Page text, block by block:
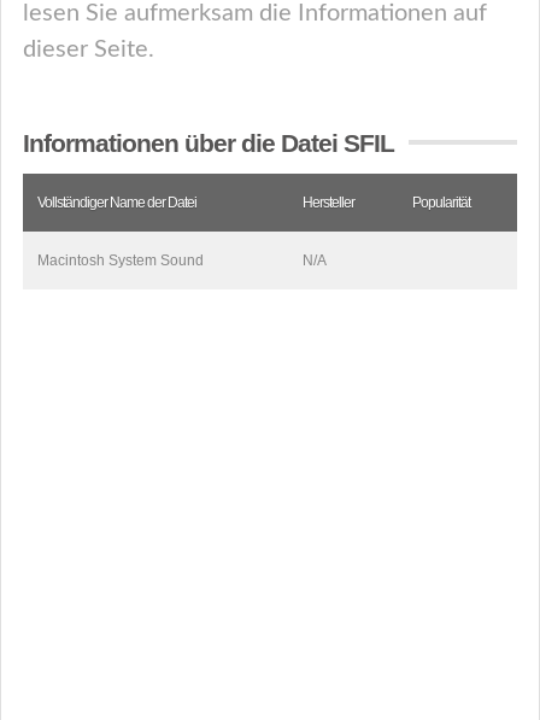
lesen Sie aufmerksam die Informationen auf
dieser Seite.
Informationen über die Datei SFIL
Vollständiger Name der Datei Hersteller Popularität
Macintosh System Sound N/A